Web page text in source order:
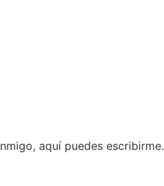
aquí puedes escribirme.